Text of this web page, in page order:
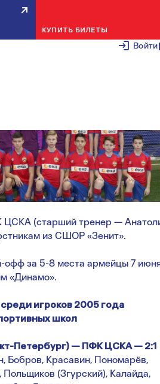
Войти
КУПИТЬ БИЛЕТЫ
ЧЕТВЕРТЬФИНАЛЕ
6 ИЮНЯ
(старший тренер —
из СШОР «Зенит».
офф за 5-8 места армейцы 7
«Динамо».
игроков 2005 года
школ
Петербург) — ПФК ЦСКА — 2:1
Бобров, Красавин, Пономарёв,
Польщиков (Згурский), Калайда,